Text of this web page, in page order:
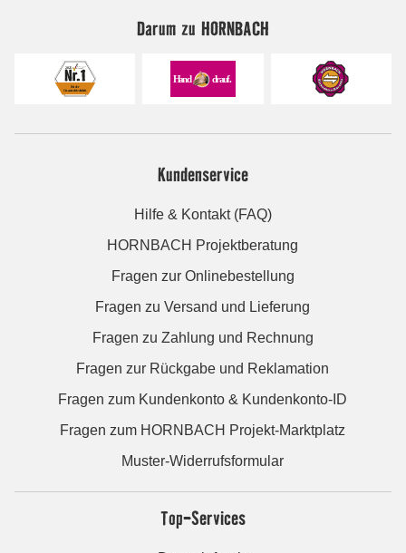
Darum zu HORNBACH
Kundenservice
Hilfe & Kontakt (FAQ)
HORNBACH Projektberatung
Fragen zur Onlinebestellung
Fragen zu Versand und Lieferung
Fragen zu Zahlung und Rechnung
Fragen zur Rückgabe und Reklamation
Fragen zum Kundenkonto & Kundenkonto-ID
Fragen zum HORNBACH Projekt-Marktplatz
Muster-Widerrufsformular
Top-Services